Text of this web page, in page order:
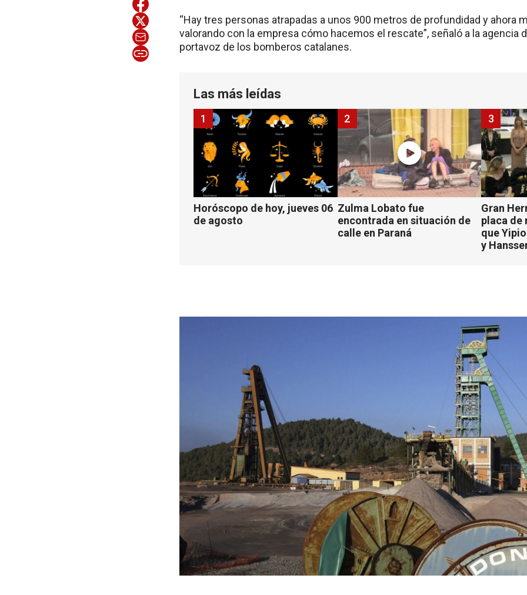
“Hay tres personas atrapadas a unos 900 metros de profundidad y ahora
valorando con la empresa cómo hacemos el rescate”, señaló a la agencia
portavoz de los bomberos catalanes.
Las más leídas
Horóscopo de hoy, jueves 06
de agosto
1
Zulma Lobato fue
encontrada en situación de
calle en Paraná
2
Gran
placa de
que
y
3